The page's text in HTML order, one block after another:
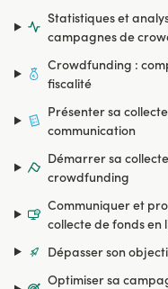
Statistiques et
campagnes de
Crowdfunding :
fiscalité
Présenter sa
communication
Démarrer sa
crowdfunding
Communiquer et
collecte de fonds en
Dépasser son
Optimiser sa